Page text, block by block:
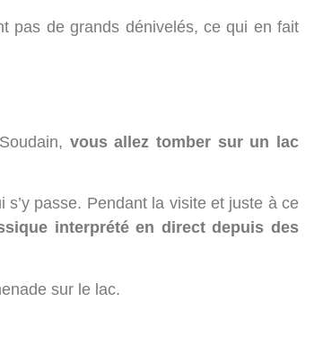
pas de grands dénivelés, ce qui en fait
vous allez tomber sur un lac
passe. Pendant la visite et juste à ce
interprété en direct depuis des
sur le lac.